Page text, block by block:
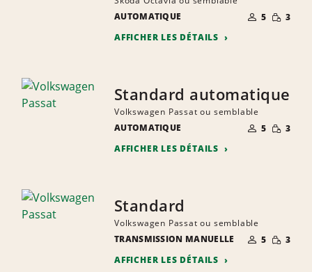
AUTOMATIQUE
NOMBRE DE
PERSONNES
5 RÉDUITE
3
AFFICHER LES DÉTAILS
Standard automatique
Volkswagen Passat ou semblable
AUTOMATIQUE
NOMBRE DE
PERSONNES
5 RÉDUITE
3
AFFICHER LES DÉTAILS
Standard
Volkswagen Passat ou semblable
TRANSMISSION MANUELLE
NOMBRE DE
PERSONNES
5 RÉDUITE
3
AFFICHER LES DÉTAILS